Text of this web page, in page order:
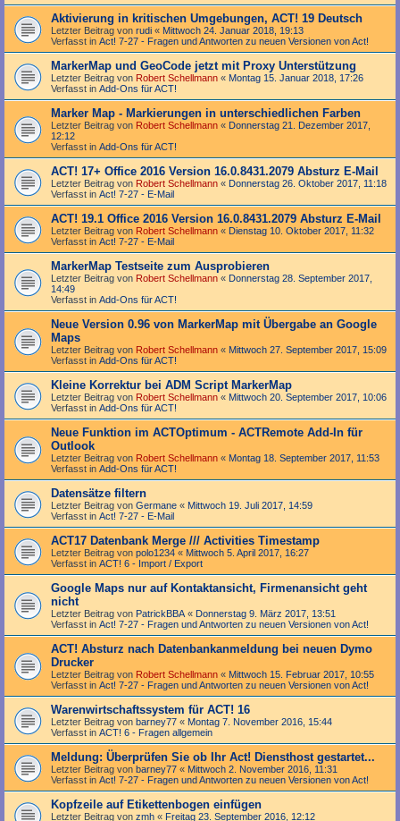
Aktivierung in kritischen Umgebungen, ACT! 19 Deutsch
Letzter Beitrag von rudi « Mittwoch 24. Januar 2018, 19:13
Verfasst in Act! 7-27 - Fragen und Antworten zu neuen Versionen von Act!
MarkerMap und GeoCode jetzt mit Proxy Unterstützung
Letzter Beitrag von Robert Schellmann « Montag 15. Januar 2018, 17:26
Verfasst in Add-Ons für ACT!
Marker Map - Markierungen in unterschiedlichen Farben
Letzter Beitrag von Robert Schellmann « Donnerstag 21. Dezember 2017,
12:12
Verfasst in Add-Ons für ACT!
ACT! 17+ Office 2016 Version 16.0.8431.2079 Absturz E-Mail
Letzter Beitrag von Robert Schellmann « Donnerstag 26. Oktober 2017, 11:18
Verfasst in Act! 7-27 - E-Mail
ACT! 19.1 Office 2016 Version 16.0.8431.2079 Absturz E-Mail
Letzter Beitrag von Robert Schellmann « Dienstag 10. Oktober 2017, 11:32
Verfasst in Act! 7-27 - E-Mail
MarkerMap Testseite zum Ausprobieren
Letzter Beitrag von Robert Schellmann « Donnerstag 28. September 2017,
14:49
Verfasst in Add-Ons für ACT!
Neue Version 0.96 von MarkerMap mit Übergabe an Google
Maps
Letzter Beitrag von Robert Schellmann « Mittwoch 27. September 2017, 15:09
Verfasst in Add-Ons für ACT!
Kleine Korrektur bei ADM Script MarkerMap
Letzter Beitrag von Robert Schellmann « Mittwoch 20. September 2017, 10:06
Verfasst in Add-Ons für ACT!
Neue Funktion im ACTOptimum - ACTRemote Add-In für
Outlook
Letzter Beitrag von Robert Schellmann « Montag 18. September 2017, 11:53
Verfasst in Add-Ons für ACT!
Datensätze filtern
Letzter Beitrag von Germane « Mittwoch 19. Juli 2017, 14:59
Verfasst in Act! 7-27 - E-Mail
ACT17 Datenbank Merge /// Activities Timestamp
Letzter Beitrag von polo1234 « Mittwoch 5. April 2017, 16:27
Verfasst in ACT! 6 - Import / Export
Google Maps nur auf Kontaktansicht, Firmenansicht geht
nicht
Letzter Beitrag von PatrickBBA « Donnerstag 9. März 2017, 13:51
Verfasst in Act! 7-27 - Fragen und Antworten zu neuen Versionen von Act!
ACT! Absturz nach Datenbankanmeldung bei neuen Dymo
Drucker
Letzter Beitrag von Robert Schellmann « Mittwoch 15. Februar 2017, 10:55
Verfasst in Act! 7-27 - Fragen und Antworten zu neuen Versionen von Act!
Warenwirtschaftssystem für ACT! 16
Letzter Beitrag von barney77 « Montag 7. November 2016, 15:44
Verfasst in ACT! 6 - Fragen allgemein
Meldung: Überprüfen Sie ob Ihr Act! Diensthost gestartet...
Letzter Beitrag von barney77 « Mittwoch 2. November 2016, 11:31
Verfasst in Act! 7-27 - Fragen und Antworten zu neuen Versionen von Act!
Kopfzeile auf Etikettenbogen einfügen
Letzter Beitrag von zmh « Freitag 23. September 2016, 12:12